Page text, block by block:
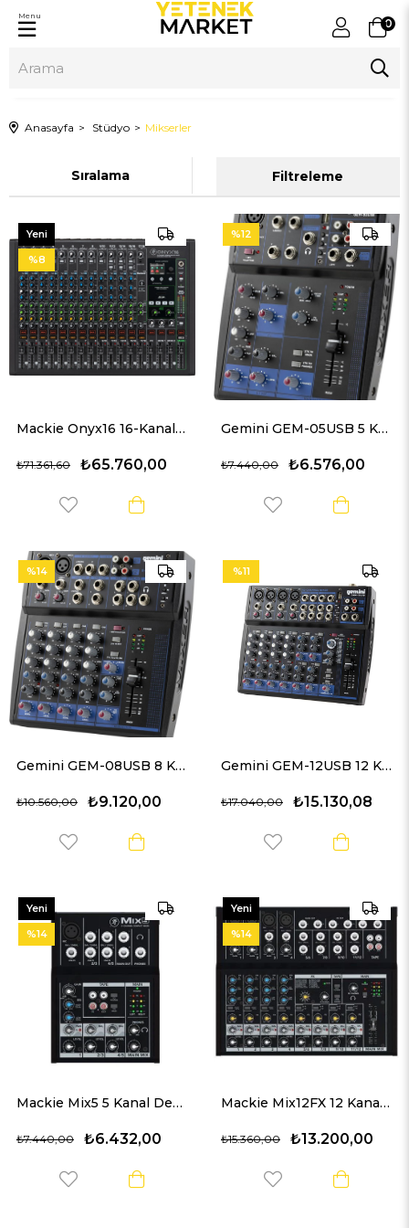
0
Menu
Anasayfa Stüdyo Mikserler
Filtreleme
Sıralama
Mackie Onyx16 16-Kanal Analog Mikser (Multi-Track USB)
₺65.760,00
₺71.361,60
Yeni
Ürün
%8
Gemini GEM-05USB 5 Kanal Mikser
₺6.576,00
₺7.440,00
%12
Gemini GEM-08USB 8 Kanal Mikser
₺9.120,00
₺10.560,00
%14
Gemini GEM-12USB 12 Kanal Mikser
₺15.130,08
₺17.040,00
%11
Mackie Mix5 5 Kanal Deck Mikser
₺6.432,00
₺7.440,00
Yeni
Ürün
%14
Mackie Mix12FX 12 Kanal Efektli Deck Mikser
₺13.200,00
₺15.360,00
Yeni
Ürün
%14